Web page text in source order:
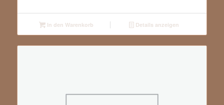
In den Warenkorb Details anzeigen